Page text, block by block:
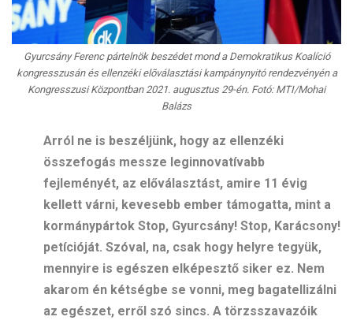
Gyurcsány Ferenc pártelnök beszédet mond a Demokratikus Koalíció
kongresszusán és ellenzéki elõválasztási kampánynyitó rendezvényén a
Kongresszusi Központban 2021. augusztus 29-én. Fotó: MTI/Mohai
Balázs
Arról ne is beszéljünk, hogy az ellenzéki
összefogás messze leginnovatívabb
fejleményét, az előválasztást, amire 11 évig
kellett várni, kevesebb ember támogatta, mint a
kormánypártok Stop, Gyurcsány! Stop, Karácsony!
petícióját. Szóval, na, csak hogy helyre tegyük,
mennyire is egészen elképesztő siker ez. Nem
akarom én kétségbe se vonni, meg bagatellizálni
az egészet, erről szó sincs. A törzsszavazóik